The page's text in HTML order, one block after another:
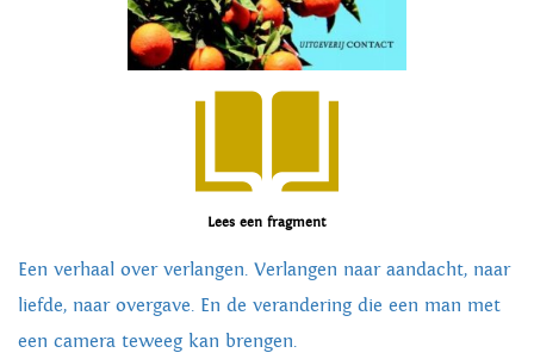
Lees een fragment
Een verhaal over verlangen. Verlangen naar aandacht, naar
liefde, naar overgave. En de verandering die een man met
een camera teweeg kan brengen.